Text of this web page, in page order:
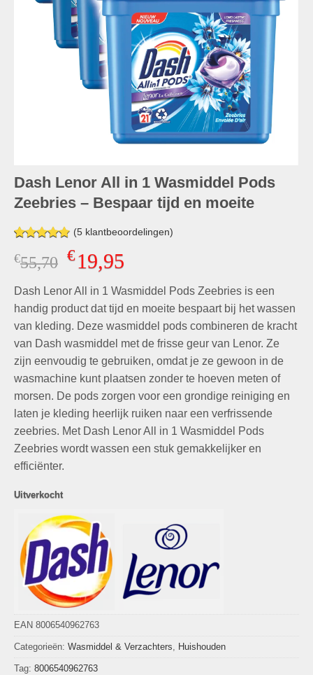
Dash Lenor All in 1 Wasmiddel Pods
Zeebries – Bespaar tijd en moeite
Gewaardeerd
4.75op 5
gebaseerd
waarderingen
(5klantbeoordelingen)
€55,70 Oorspronkelijke
was:
€55,70.
€19,95Huidige
is:
€19,95.
Dash Lenor All in 1 Wasmiddel Pods Zeebries is een
handig product dat tijd en moeite bespaart bij het wassen
van kleding. Deze wasmiddel pods combineren de kracht
van Dash wasmiddel met de frisse geur van Lenor. Ze
zijn eenvoudig te gebruiken, omdat je ze gewoon in de
wasmachine kunt plaatsen zonder te hoeven meten of
morsen. De pods zorgen voor een grondige reiniging en
laten je kleding heerlijk ruiken naar een verfrissende
zeebries. Met Dash Lenor All in 1 Wasmiddel Pods
Zeebries wordt wassen een stuk gemakkelijker en
efficiënter.
Uitverkocht
EAN 8006540962763
Categorieën: Wasmiddel & Verzachters, Huishouden
Tag: 8006540962763